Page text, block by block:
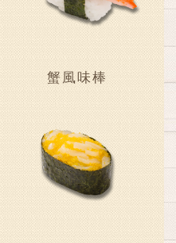
蟹風味棒